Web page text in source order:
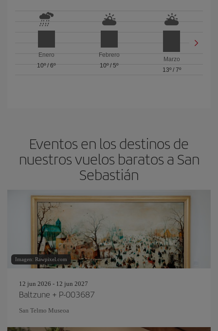
Enero
10º/6º
Febrero
10º/ 5º
Marzo
13º/ 7º
Eventos en los destinos de
nuestros vuelos baratos a San
Sebastián
Imagen: Rawpixel.com
12 jun 2026 - 12 jun 2027
Baltzune + P-003687
San Telmo Museoa